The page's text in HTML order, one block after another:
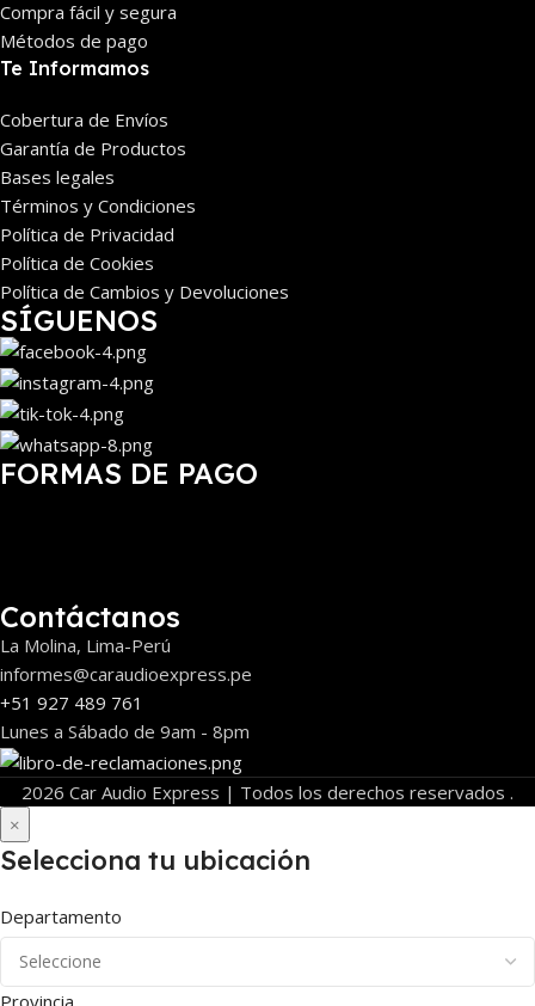
Compra fácil y segura
Métodos de pago
Te Informamos
Cobertura de Envíos
Garantía de Productos
Bases legales
Términos y Condiciones
Política de Privacidad
Política de Cookies
Política de Cambios y Devoluciones
SÍGUENOS
FORMAS DE PAGO
Contáctanos
La Molina, Lima-Perú
informes@caraudioexpress.pe
+51 927 489 761
Lunes a Sábado de 9am - 8pm
2026 Car Audio Express | Todos los derechos reservados .
×
Selecciona tu ubicación
Departamento